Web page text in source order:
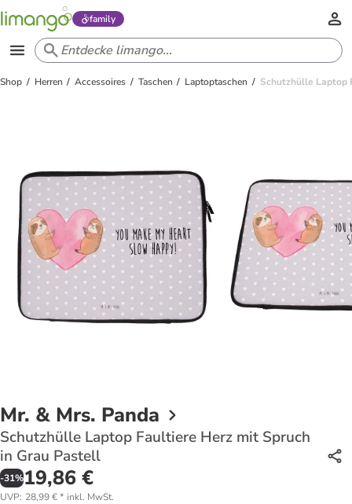
family
Shop Herren Accessoires Taschen Laptoptaschen Schutzhülle Laptop
Mr. & Mrs. Panda
Schutzhülle Laptop Faultiere Herz mit Spruch
in Grau Pastell
-31%19,86 €
UVP: 28,99 €* inkl. MwSt.